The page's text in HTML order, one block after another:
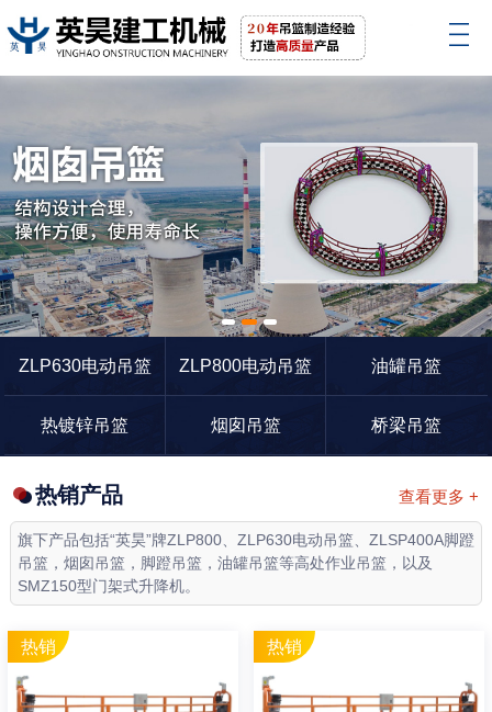
1 2
3
ZLP630电动吊篮
ZLP800电动吊篮 油罐吊篮
热镀锌吊篮 烟囱吊篮 桥梁吊篮
查看更多 +
热销产品
旗下产品包括“英昊”牌ZLP800、ZLP630电动吊篮、ZLSP400A脚蹬
吊篮，烟囱吊篮，脚蹬吊篮，油罐吊篮等高处作业吊篮，以及
SMZ150型门架式升降机。